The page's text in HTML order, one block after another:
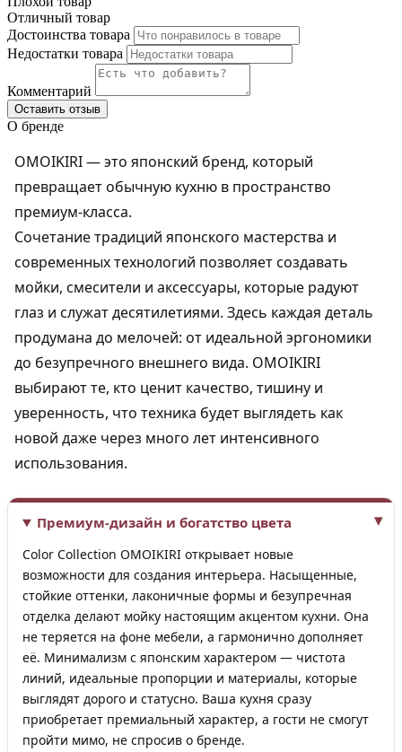
Отличный товар
Достоинства товара
Недостатки товара
Комментарий
Оставить отзыв
О бренде
OMOIKIRI — это японский бренд, который
превращает обычную кухню в пространство
премиум-класса.
Сочетание традиций японского мастерства и
современных технологий позволяет создавать
мойки, смесители и аксессуары, которые радуют
глаз и служат десятилетиями. Здесь каждая деталь
продумана до мелочей: от идеальной эргономики
до безупречного внешнего вида. OMOIKIRI
выбирают те, кто ценит качество, тишину и
уверенность, что техника будет выглядеть как
новой даже через много лет интенсивного
использования.
Премиум-дизайн и богатство цвета
Color Collection OMOIKIRI открывает новые
возможности для создания интерьера. Насыщенные,
стойкие оттенки, лаконичные формы и безупречная
отделка делают мойку настоящим акцентом кухни. Она
не теряется на фоне мебели, а гармонично дополняет
её. Минимализм с японским характером — чистота
линий, идеальные пропорции и материалы, которые
выглядят дорого и статусно. Ваша кухня сразу
приобретает премиальный характер, а гости не смогут
пройти мимо, не спросив о бренде.